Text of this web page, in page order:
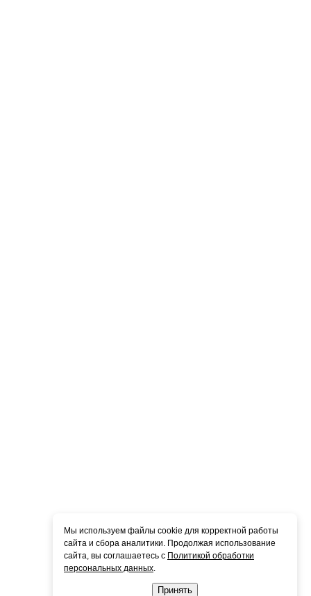
Мы используем файлы cookie для корректной работы
сайта и сбора аналитики. Продолжая использование
сайта, вы соглашаетесь с Политикой обработки
персональных данных.
Принять